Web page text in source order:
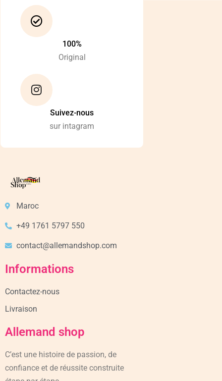
100%
Original
Suivez-nous
sur intagram
Maroc
+49 1761 5797 550
contact@allemandshop.com
Informations
Contactez-nous
Livraison
Allemand shop
C’est une histoire de passion, de
confiance et de réussite construite